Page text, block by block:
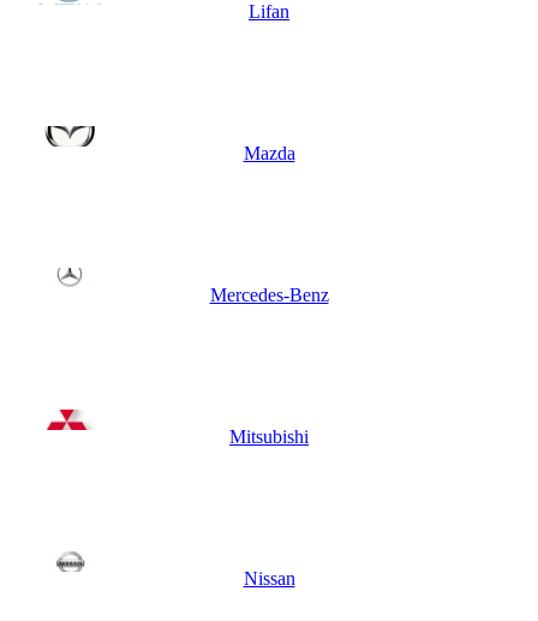
Lifan
Mazda
Mercedes-Benz
Mitsubishi
Nissan